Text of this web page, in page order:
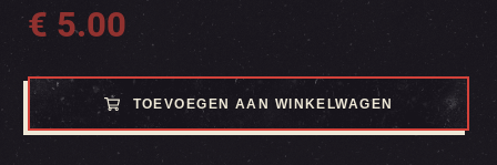
€ 5.00
TOEVOEGEN AAN WINKELWAGEN